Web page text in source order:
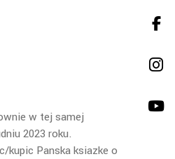
w tej samej
2023 roku.
kupic Panska ksiazke o